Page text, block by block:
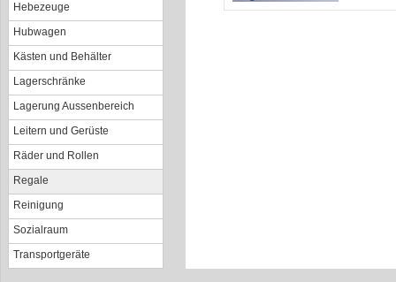
Hebezeuge
Hubwagen
Kästen und Behälter
Lagerschränke
Lagerung Aussenbereich
Leitern und Gerüste
Räder und Rollen
Regale
Reinigung
Sozialraum
Transportgeräte